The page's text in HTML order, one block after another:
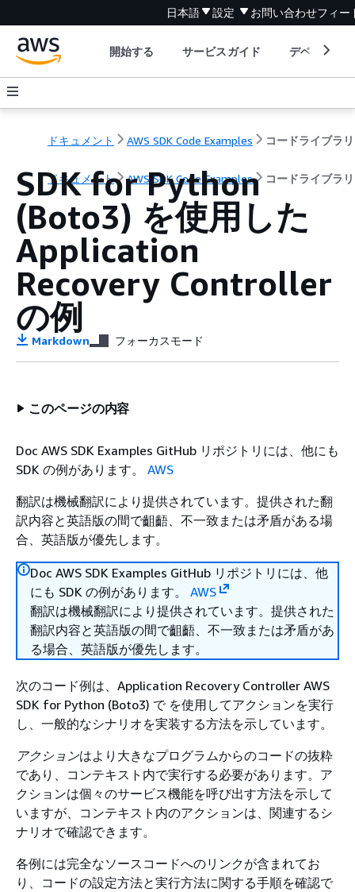
日本語 設定 お問い合わせフィー
開始する サービスガイド デベロッパ
ドキュメント AWS SDK Code Examples コードライブラリ
ドキュメント AWS SDK Code Examples コードライブラリ
SDK for Python
(Boto3) を使用した
Application
Recovery Controller
の例
Markdown フォーカスモード
このページの内容
Doc AWS SDK Examples GitHub リポジトリには、他にも
SDK の例があります。 AWS
翻訳は機械翻訳により提供されています。提供された翻
訳内容と英語版の間で齟齬、不一致または矛盾がある場
合、英語版が優先します。
Doc AWS SDK Examples GitHub リポジトリには、他
にも SDK の例があります。 AWS
翻訳は機械翻訳により提供されています。提供された
翻訳内容と英語版の間で齟齬、不一致または矛盾があ
る場合、英語版が優先します。
次のコード例は、Application Recovery Controller AWS
SDK for Python (Boto3) で を使用してアクションを実行
し、一般的なシナリオを実装する方法を示しています。
アクションはより大きなプログラムからのコードの抜粋
であり、コンテキスト内で実行する必要があります。ア
クションは個々のサービス機能を呼び出す方法を示して
いますが、コンテキスト内のアクションは、関連するシ
ナリオで確認できます。
各例には完全なソースコードへのリンクが含まれてお
り、コードの設定方法と実行方法に関する手順を確認で